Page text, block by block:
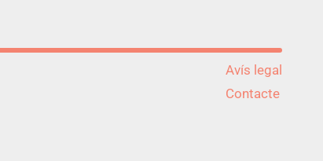
Avís legal
Contacte